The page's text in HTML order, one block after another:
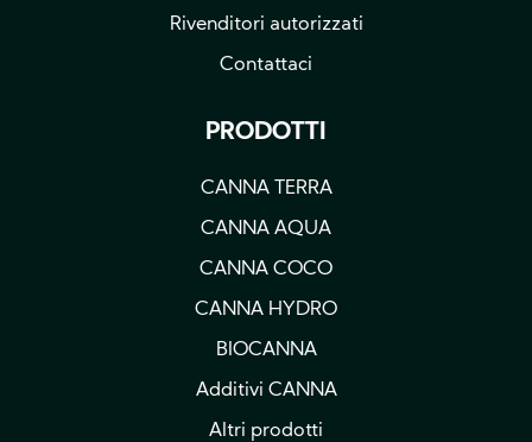
Rivenditori autorizzati
Contattaci
PRODOTTI
CANNA TERRA
CANNA AQUA
CANNA COCO
CANNA HYDRO
BIOCANNA
Additivi CANNA
Altri prodotti